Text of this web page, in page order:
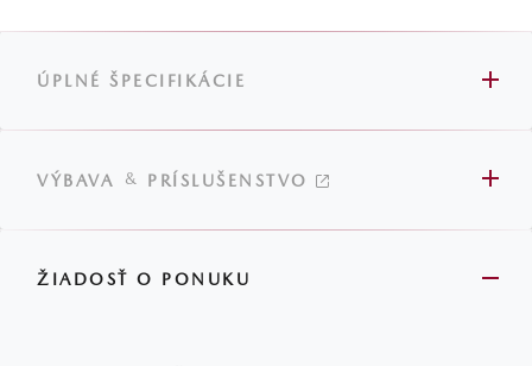
ÚPLNÉ ŠPECIFIKÁCIE
VÝBAVA & PRÍSLUŠENSTVO
ŽIADOSŤ O PONUKU